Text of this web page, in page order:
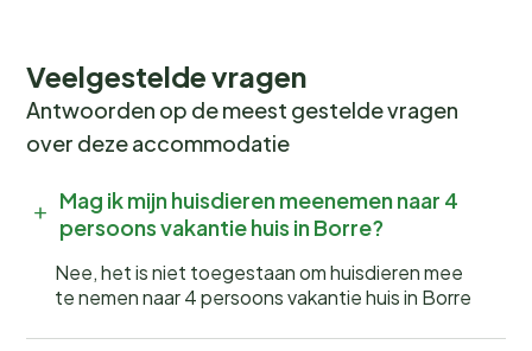
Veelgestelde vragen
Antwoorden op de meest gestelde vragen
over deze accommodatie
Mag ik mijn huisdieren meenemen naar 4
persoons vakantie huis in Borre?
Nee, het is niet toegestaan om huisdieren mee
te nemen naar 4 persoons vakantie huis in Borre